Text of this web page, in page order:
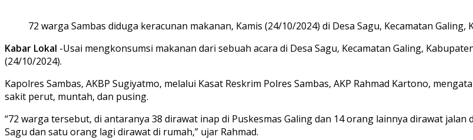
72 warga Sambas diduga keracunan makanan, Kamis (24/10/2024) di Desa Sagu, Kecamatan Galing,
Kabar Lokal -Usai mengkonsumsi makanan dari sebuah acara di Desa Sagu, Kecamatan Galing,
(24/10/2024).
Kapolres Sambas, AKBP Sugiyatmo, melalui Kasat Reskrim Polres Sambas, AKP Rahmad Kartono,
sakit perut, muntah, dan pusing.
“72 warga tersebut, di antaranya 38 dirawat inap di Puskesmas Galing dan 14 orang lainnya dirawat
Sagu dan satu orang lagi dirawat di rumah,” ujar Rahmad.